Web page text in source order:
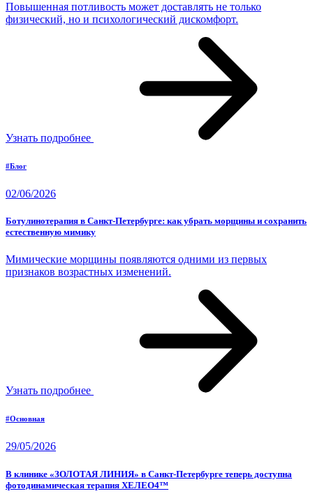
Повышенная потливость может доставлять не только
физический, но и психологический дискомфорт.
Узнать подробнее
#Блог
02/06/2026
Ботулинотерапия в Санкт-Петербурге: как убрать морщины и сохранить
естественную мимику
Мимические морщины появляются одними из первых
признаков возрастных изменений.
Узнать подробнее
#Основная
29/05/2026
В клинике «ЗОЛОТАЯ ЛИНИЯ» в Санкт-Петербурге теперь доступна
фотодинамическая терапия ХЕЛЕО4™